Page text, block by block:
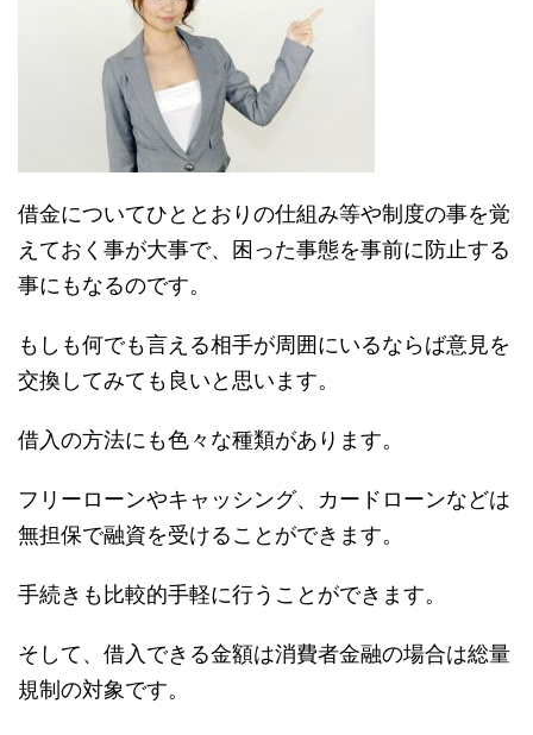
借金についてひととおりの仕組み等や制度の事を覚
えておく事が大事で、困った事態を事前に防止する
事にもなるのです。
もしも何でも言える相手が周囲にいるならば意見を
交換してみても良いと思います。
借入の方法にも色々な種類があります。
フリーローンやキャッシング、カードローンなどは
無担保で融資を受けることができます。
手続きも比較的手軽に行うことができます。
そして、借入できる金額は消費者金融の場合は総量
規制の対象です。